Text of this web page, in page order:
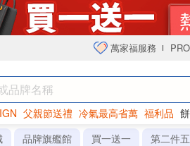
萬家福服務
父親節送禮 冷氣最高省萬 福利品
衛生紙
品牌旗艦館 買一送一 第二件